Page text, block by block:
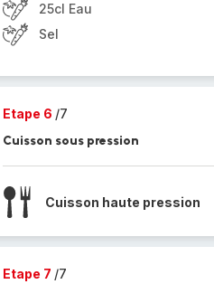
25cl Eau
Sel
Etape 6 /7
Cuisson sous pression
Cuisson haute pression
Etape 7 /7